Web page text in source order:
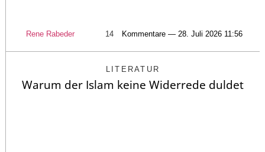
Rene Rabeder 14 Kommentare — 28. Juli 2026 11:56
LITERATUR
Warum der Islam keine Widerrede duldet